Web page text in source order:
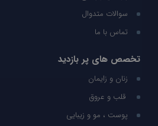
سوالات متدوال
تماس با ما
تخصص های پر بازدید
زنان و زایمان
قلب و عروق
پوست ، مو و زیبایی